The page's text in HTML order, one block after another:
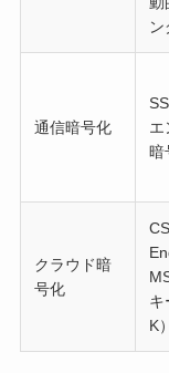
ン
通信暗号化
エ
暗
クラウド暗
号化
キ
K）